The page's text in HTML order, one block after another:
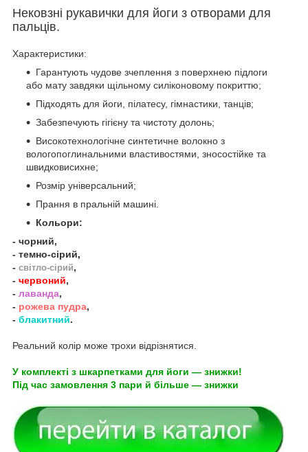
Нековзні рукавички для йоги з отворами для
пальців.
Характеристики:
Гарантують чудове зчеплення з поверхнею підлоги
або мату завдяки щільному силіконовому покриттю;
Підходять для йоги, пілатесу, гімнастики, танців;
Забезпечують гігієну та чистоту долонь;
Високотехнологічне синтетичне волокно з
вологопоглинальними властивостями, зносостійке та
швидковисихне;
Розмір універсальний;
Прання в пральній машині.
Кольори:
- чорний,
- темно-сірий,
- світло-сірий,
- червоний,
- лаванда,
- рожева пудра,
- блакитний.
Реальний колір може трохи відрізнятися.
У комплекті з шкарпетками для йоги — знижки!
Під час замовлення 3 пари й більше — знижки